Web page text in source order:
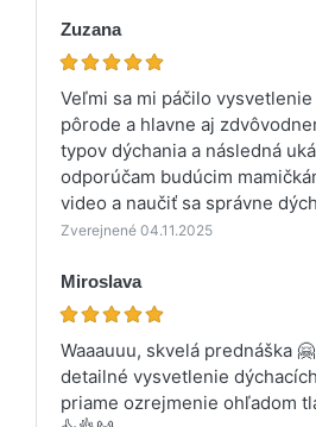
Zuzana
Veľmi sa mi páčilo
pôrode a hlavne aj
typov dýchania a následná
odporúčam budúcim
video a naučiť sa správne
Zverejnené 04.11.2025
Miroslava
Waaauuu, skvelá prednáška
detailné vysvetlenie
priame ozrejmenie ohľadom